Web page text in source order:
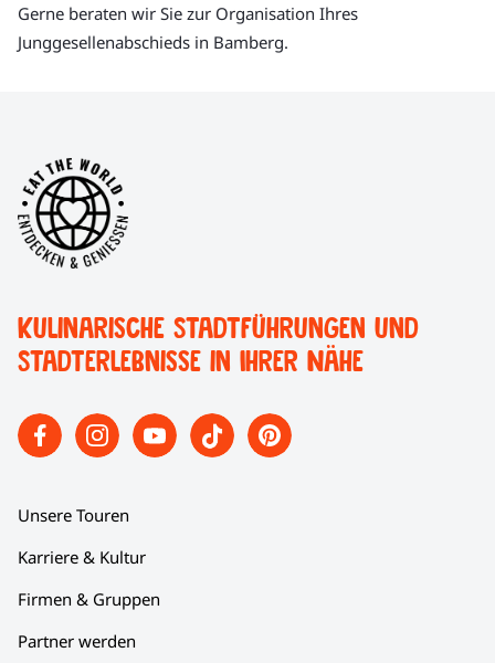
Gerne beraten wir Sie zur Organisation Ihres
Junggesellenabschieds in Bamberg.
Kulinarische Stadtführungen und
Stadterlebnisse in Ihrer Nähe
Unsere Touren
Karriere & Kultur
Firmen & Gruppen
Partner werden